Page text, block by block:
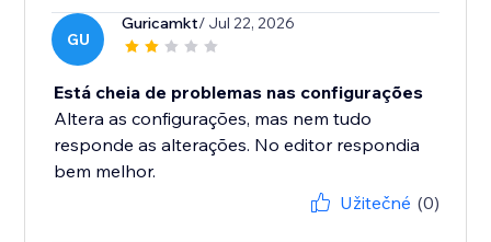
GU
Guricamkt/ Jul 22, 2026
Está cheia de problemas nas configurações
Altera as configurações, mas nem tudo
responde as alterações. No editor respondia
bem melhor.
Užitečné (0)